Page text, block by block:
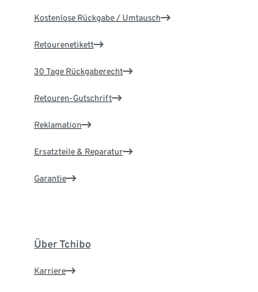
Kostenlose Rückgabe / Umtausch
Retourenetikett
30 Tage Rückgaberecht
Retouren-Gutschrift
Reklamation
Ersatzteile & Reparatur
Garantie
Über Tchibo
Karriere